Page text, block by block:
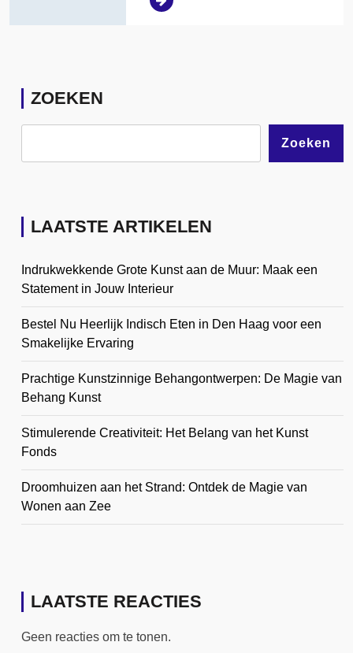
ZOEKEN
Zoeken
LAATSTE ARTIKELEN
Indrukwekkende Grote Kunst aan de Muur: Maak een
Statement in Jouw Interieur
Bestel Nu Heerlijk Indisch Eten in Den Haag voor een
Smakelijke Ervaring
Prachtige Kunstzinnige Behangontwerpen: De Magie van
Behang Kunst
Stimulerende Creativiteit: Het Belang van het Kunst
Fonds
Droomhuizen aan het Strand: Ontdek de Magie van
Wonen aan Zee
LAATSTE REACTIES
Geen reacties om te tonen.